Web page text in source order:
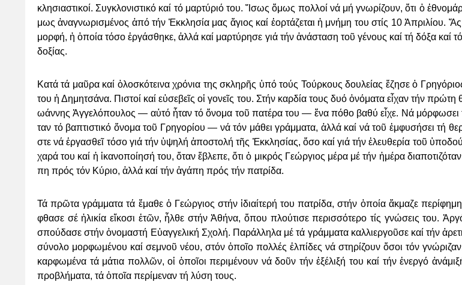
κλη­σι­α­στι­κοί. Συγ­κλο­νι­σ­τι­κό καί τό μαρ­τύ­ριό του. Ἴ­σως ὅ­μως πολ­λοί νά μή γνω­ρί­ζουν, ὅ­τι ὁ
μως ἀ­να­γνω­ρι­σμέ­νος ἀ­πό τήν Ἐκ­κλη­σί­α μας ἅ­γιος καί ἑ­ορ­τά­ζε­ται ἡ μνή­μη του στίς 10 Ἀ­πρι­λί­ου.
μορφή, ἡ ὁ­ποί­α τό­σο ἐρ­γά­σθη­κε, ἀλ­λά καί μαρ­τύ­ρη­σε γιά τήν ἀ­νά­στα­ση τοῦ γέ­νους καί τή δό­ξα καί
δο­ξί­ας.
Κα­τά τά μαῦ­ρα καί ὁ­λο­σκό­τει­να χρό­νια της σκλη­ρῆς ὑ­πό τούς Τούρ­κους δου­λεί­ας ἔ­ζη­σε ὁ
του ἡ Δη­μη­τσά­να. Πι­στοί καί εὐ­σε­βεῖς οἱ γονεῖς του. Στήν καρ­δί­α τους δυ­ό ὀ­νό­μα­τα εἶ­χαν τήν
ω­άν­νης Ἀγ­γε­λό­που­λος — αὐ­τό ἦ­ταν τό ὄ­νο­μα τοῦ πα­τέ­ρα του — ἕ­να πό­θο βα­θύ εἶχε. Νά
ταν τό βα­πτι­στι­κό ὄ­νο­μα τοῦ Γρη­γο­ρί­ου — νά τόν μά­θει γράμ­μα­τα, ἀλ­λά καί νά τοῦ ἐμ­φυσήσει τή
στε νά ἐρ­γα­σθεῖ τό­σο γιά τήν ὑ­ψη­λή ἀ­πο­στο­λή τῆς Ἐκ­κλη­σί­ας, ὅ­σο καί γιά τήν ἐ­λευ­θε­ρί­α τοῦ
χα­ρά του καί ἡ ἱ­κα­νο­ποί­η­σή του, ὅ­ταν ἔ­βλε­πε, ὅ­τι ὁ μι­κρός Γε­ώρ­γιος μέ­ρα μέ τήν ἡ­μέ­ρα
πη πρός τόν Κύ­ριο, ἀλ­λά καί τήν ἀ­γά­πη πρός τήν πα­τρί­δα.
Τά πρῶ­τα γράμ­μα­τα τά ἔ­μα­θε ὁ Γε­ώρ­γιος στήν ἰ­δι­αί­τε­ρή του πα­τρί­δα, στήν ὁ­ποί­α ἄ­κμα­ζε
φθα­σε σέ ἡ­λι­κί­α εἴ­κο­σι ἐ­τῶν, ἦλ­θε στήν Ἀ­θή­να, ὅ­που πλού­τι­σε πε­ρισ­σό­τε­ρο τίς γνώ­σεις του.
σπού­δα­σε στήν ὀ­νο­μα­στή Εὐ­αγ­γε­λι­κή Σχο­λή. Πα­ράλ­λη­λα μέ τά γράμ­μα­τα καλ­λι­ερ­γοῦ­σε καί τήν
σύ­νο­λο μορ­φω­μέ­νου καί σε­μνοῦ νέ­ου, στόν ὁ­ποῖ­ο πολ­λές ἐλ­πί­δες νά στη­ρί­ζουν ὅ­σοι τόν
καρφω­μέ­να τά μά­τια πολ­λῶν, οἱ ὁ­ποῖ­οι πε­ρι­μέ­νουν νά δοῦν τήν ἐ­ξέ­λι­ξή του καί τήν ἐ­νερ­γό
προ­βλή­μα­τα, τά ὁ­ποῖ­α πε­ρί­με­ναν τή λύ­ση τους.